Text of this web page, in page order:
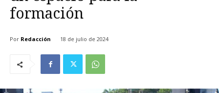
formación
Por Redacción 18 de julio de 2024